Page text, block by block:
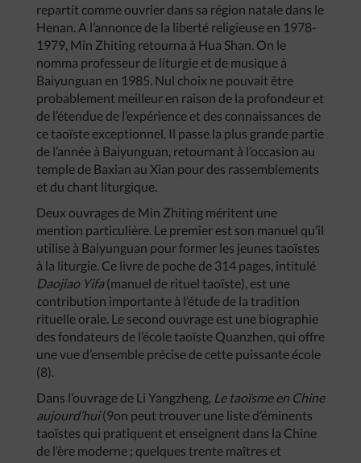
repartit comme ouvrier dans sa région natale dans le
Henan. A l’annonce de la liberté religieuse en 1978-
1979, Min Zhiting retourna à Hua Shan. On le
nomma professeur de liturgie et de musique à
Baiyunguan en 1985. Nul choix ne pouvait être
probablement meilleur en raison de la profondeur et
de l’étendue de l’expérience et des connaissances de
ce taoïste exceptionnel. Il passe la plus grande partie
de l’année à Baiyunguan, retournant à l’occasion au
temple de Baxian au Xian pour des rassemblements
et du chant liturgique.
Deux ouvrages de Min Zhiting méritent une
mention particulière. Le premier est son manuel qu’il
utilise à Baiyunguan pour former les jeunes taoïstes
à la liturgie. Ce livre de poche de 314 pages, intitulé
Daojiao Yifa(manuel de rituel taoïste), est une
contribution importante à l’étude de la tradition
rituelle orale. Le second ouvrage est une biographie
des fondateurs de l’école taoïste Quanzhen, qui offre
une vue d’ensemble précise de cette puissante école
(8).
Dans l’ouvrage de Li Yangzheng, Le taoïsme en Chine
aujourd’hui(9on peut trouver une liste d’éminents
taoïstes qui pratiquent et enseignent dans la Chine
de l’ère moderne ; quelques trente maîtres et